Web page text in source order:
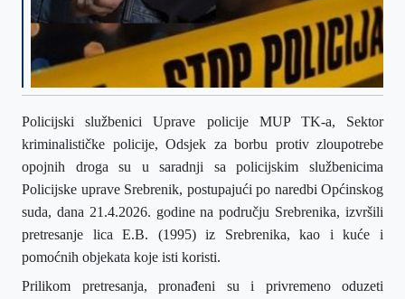
Policijski službenici Uprave policije MUP TK-a, Sektor
kriminalističke policije, Odsjek za borbu protiv zloupotrebe
opojnih droga su u saradnji sa policijskim službenicima
Policijske uprave Srebrenik, postupajući po naredbi Općinskog
suda, dana 21.4.2026. godine na području Srebrenika, izvršili
pretresanje lica E.B. (1995) iz Srebrenika, kao i kuće i
pomoćnih objekata koje isti koristi.
Prilikom pretresanja, pronađeni su i privremeno oduzeti